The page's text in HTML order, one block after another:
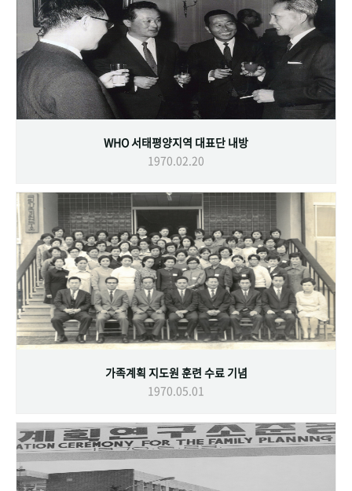
WHO 서태평양지역 대표단 내방
1970.02.20
가족계획 지도원 훈련 수료 기념
1970.05.01